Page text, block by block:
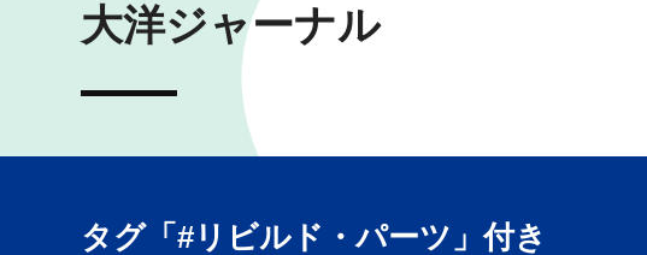
大洋ジャーナル
タグ「#リビルド・パーツ」付き